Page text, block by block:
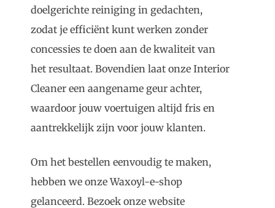
doelgerichte reiniging in gedachten,
zodat je efficiënt kunt werken zonder
concessies te doen aan de kwaliteit van
het resultaat. Bovendien laat onze Interior
Cleaner een aangename geur achter,
waardoor jouw voertuigen altijd fris en
aantrekkelijk zijn voor jouw klanten.
Om het bestellen eenvoudig te maken,
hebben we onze Waxoyl-e-shop
gelanceerd. Bezoek onze website